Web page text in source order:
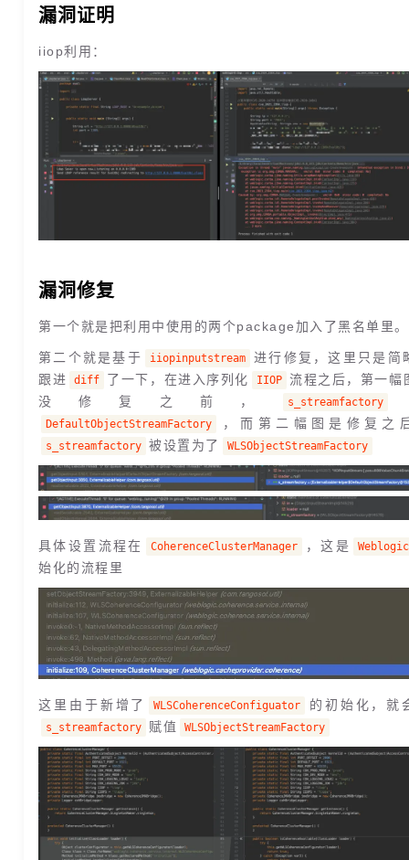
漏洞证明
iiop利用：
漏洞修复
第一个就是把利用中使用的两个package加入了黑名单里。
第二个就是基于 iiopinputstream
进行修复，这里只是简
跟进
diff 了一下，在进入序列化 IIOP
流程之后，第一幅
没修复之前，
s_streamfactory
DefaultObjectStreamFactory ，而第二幅图是修复之
s_streamfactory 被设置为了 WLSObjectStreamFactory
具体设置流程在 CoherenceClusterManager ，这是 Weblogic
始化的流程里
这里由于新增了 WLSCoherenceConfiguator 的初始化，就
s_streamfactory 赋值 WLSObjectStreamFactory